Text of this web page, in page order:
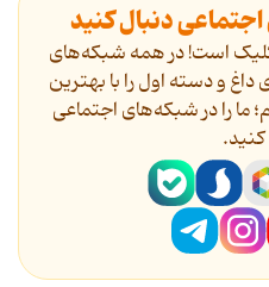
دنبال کنید
کلیک است! در همه شبکه‌های
و دسته اول را با بهترین
ما را در شبکه‌های اجتماعی
کنید.